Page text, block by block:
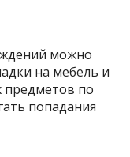
можно
на мебель и
предметов по
попадания